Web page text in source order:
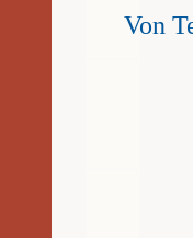
Von